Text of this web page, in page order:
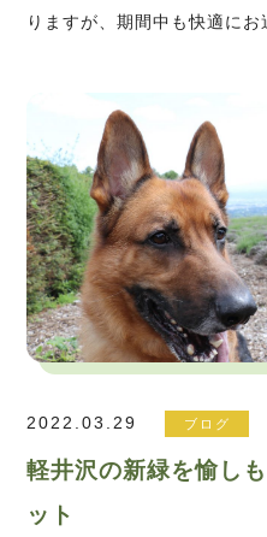
りますが、期間中も快適に
2022.03.29 ブログ
軽井沢の新緑を愉し
ット